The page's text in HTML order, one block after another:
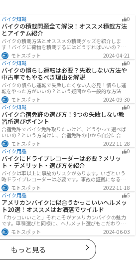
バイク知識 0
バイクの積載問題全て解決！オススメ積載方法
とアイテム紹介
バイクの積載方法とオススメの積載グッズを紹介しま
す！バイクに荷物を積載するにはどうすればいいの？と
いう疑問はこれで解決！通勤や日帰りツーリング、キャ
ンプツーリングなど用途別にオススメの積載方法を解説
します！オススメの積載アイテムも紹介するので、バイ
クの積載に悩んでいる方は参考にしてください。
モトスポット
2024-04-21
バイク知識
0
バイクの慣らし運転は必要？失敗しない方法や
中古車でもやるべき理由を解説
バイクの慣らし運転で失敗したくない人必見！慣らし運
転をやった方がいいの？という疑問から一般的な方法、
メーカ推奨の方法まで具体的に解説します。注意点や中
古車でもやった方がいいのか慣らし運転後にやるべきこ
ともまとめたので、これからバイクを買おうとしている
人は参考にしてください。
モトスポット
2024-09-30
バイク知識
0
バイク合宿免許の選び方！9つの失敗しない教
習所選びポイント
合宿免許でバイク免許取りたいけど、どうやって選べば
いいの？という方向けに、合宿免許の中から自分に合っ
た教習所を選ぶ方法をまとめました。押さえるべきポイ
ントは9つです。料金をできるだけ抑えたり、旅行も兼ね
て楽しみたい人必見です！
モトスポット
2022-11-28
バイク用品
0
バイクにドライブレコーダーは必要？メリッ
ト・デメリット・選び方を紹介
バイクは車以上に事故のリスクがあります。いざという
時ドライブレコーダーは必要です。事故の証拠になるの
はもちろん、ツーリングの記録など多数のメリットがあ
ります。ドライブレコーダーのメリットデメリット、選
び方についてまとめました。付けようか悩んでいる人は
参考にしてください。
モトスポット
2022-11-18
バイク用品
5
アメリカンバイクに似合うかっこいいヘルメッ
ト20選！オススメはお洒落でワイルド
「カッコいいこと」それこそがアメリカンバイクの魅力
です。車種選びと同様に、ヘルメット選びもこだわりた
いところですよね。アメリカンバイクの魅力をもっと引
き立ててくれるオススメのヘルメットを紹介します。
モトスポット 2024-06-03
もっと見る